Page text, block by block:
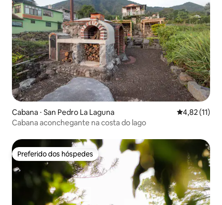
Cabana ⋅ San Pedro La Laguna 4,82 de uma
4,82 (11)
Cabana aconchegante na costa do lago
Preferido dos hóspedes
Preferido dos hóspedes